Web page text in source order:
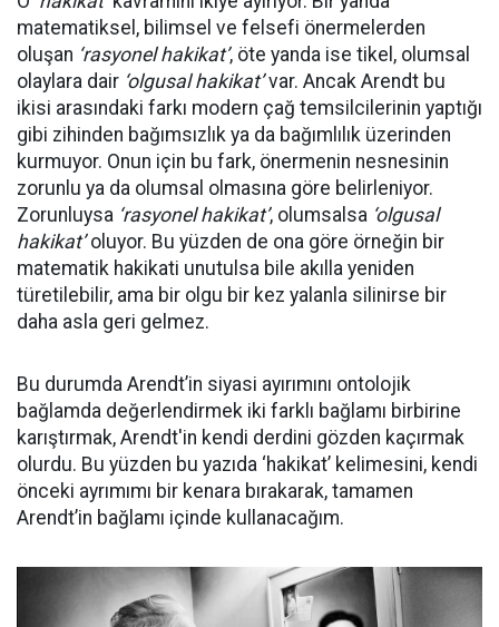
matematiksel, bilimsel ve felsefi önermelerden
oluşan ‘rasyonel hakikat’, öte yanda ise tikel, olumsal
olaylara dair ‘olgusal hakikat’var. Ancak Arendt bu
ikisi arasındaki farkı modern çağ temsilcilerinin yaptığı
gibi zihinden bağımsızlık ya da bağımlılık üzerinden
kurmuyor. Onun için bu fark, önermenin nesnesinin
zorunlu ya da olumsal olmasına göre belirleniyor.
Zorunluysa ‘rasyonel hakikat’, olumsalsa ‘olgusal
hakikat’oluyor. Bu yüzden de ona göre örneğin bir
matematik hakikati unutulsa bile akılla yeniden
türetilebilir, ama bir olgu bir kez yalanla silinirse bir
daha asla geri gelmez.
Bu durumda Arendt’in siyasi ayırımını ontolojik
bağlamda değerlendirmek iki farklı bağlamı birbirine
karıştırmak, Arendt'in kendi derdini gözden kaçırmak
olurdu. Bu yüzden bu yazıda ‘hakikat’ kelimesini, kendi
önceki ayrımımı bir kenara bırakarak, tamamen
Arendt’in bağlamı içinde kullanacağım.